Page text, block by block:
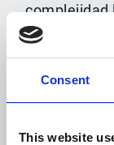
Consent
This website
en